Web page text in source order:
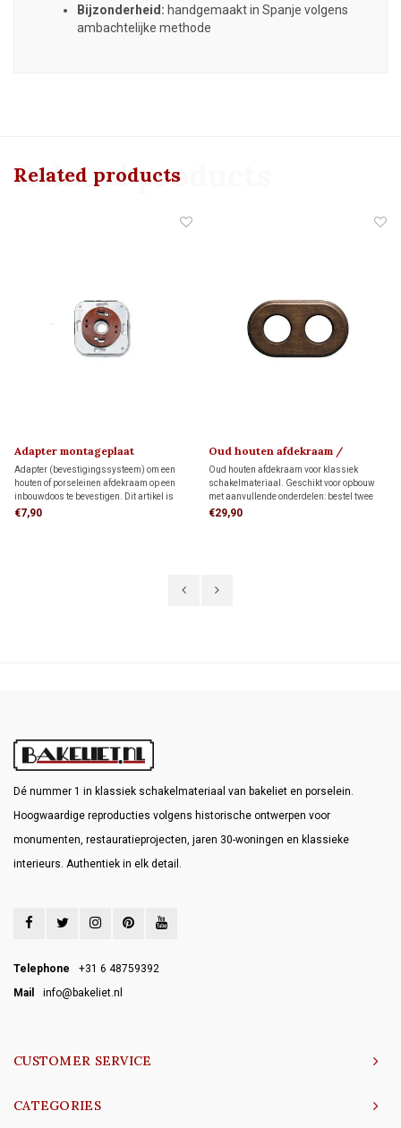
Bijzonderheid: handgemaakt in Spanje volgens
ambachtelijke methode
Related products
Related products
Adapter montageplaat
Adapter (bevestigingssysteem) om een
houten of porseleinen afdekraam op een
inbouwdoos te bevestigen. Dit artikel is
alleen nodig wanneer je een FONTINI-
€7,90
Oud houten afdekraam /
montageplaat 1910
Oud houten afdekraam voor klassiek
schakelmateriaal. Geschikt voor opbouw
met aanvullende onderdelen: bestel twee
montageringen voor directe wandmontage
€29,90
Dé nummer 1 in klassiek schakelmateriaal van bakeliet en porselein.
Hoogwaardige reproducties volgens historische ontwerpen voor
monumenten, restauratieprojecten, jaren 30-woningen en klassieke
interieurs. Authentiek in elk detail.
Telephone
+31 6 48759392
Mail
info@bakeliet.nl
CUSTOMER SERVICE
CATEGORIES